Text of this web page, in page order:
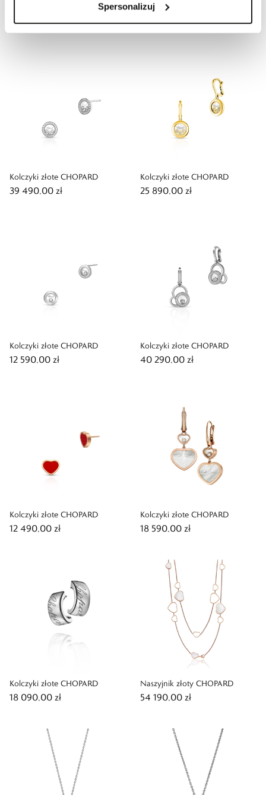
Spersonalizuj
31 490,00 zł
Kolczyki złote CHOPARD
14 090,00 zł
Kolczyki złote CHOPARD
39 490,00 zł
Kolczyki złote CHOPARD
25 890,00 zł
Kolczyki złote CHOPARD
12 590,00 zł
Kolczyki złote CHOPARD
40 290,00 zł
Kolczyki złote CHOPARD
12 490,00 zł
Kolczyki złote CHOPARD
18 590,00 zł
Kolczyki złote CHOPARD
18 090,00 zł
Naszyjnik złoty CHOPARD
54 190,00 zł